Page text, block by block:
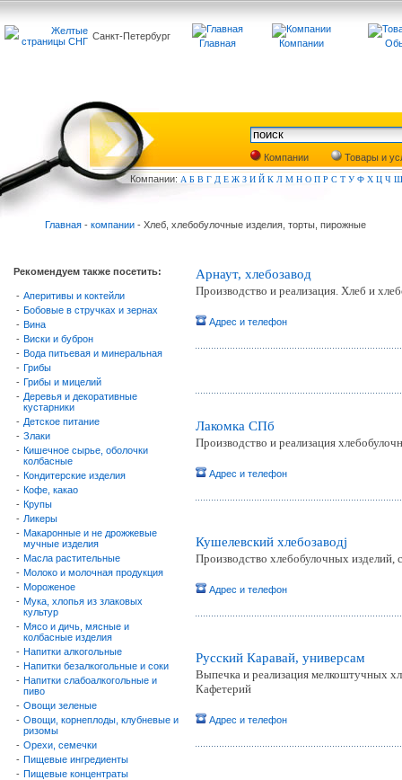
Санкт-Петербург
Главная Компании
Компании
Товары и
Компании: А Б В Г Д Е Ж З И Й К Л М Н О П Р С Т У Ф Х Ц Ч Ш
Главная - компании - Хлеб, хлебобулочные изделия, торты, пирожные
Рекомендуем также посетить:
- Аперитивы и коктейли
- Бобовые в стручках и зернах
- Вина
- Виски и буброн
- Вода питьевая и минеральная
- Грибы
- Грибы и мицелий
- Деревья и декоративные
кустарники
- Детское питание
- Злаки
- Кишечное сырье, оболочки
колбасные
- Кондитерские изделия
- Кофе, какао
- Крупы
- Ликеры
- Макаронные и не дрожжевые
мучные изделия
- Масла растительные
- Молоко и молочная продукция
- Мороженое
- Мука, хлопья из злаковых
культур
- Мясо и дичь, мясные и
колбасные изделия
- Напитки алкогольные
- Напитки безалкогольные и соки
- Напитки слабоалкогольные и
пиво
- Овощи зеленые
- Овощи, корнеплоды, клубневые и
ризомы
- Орехи, семечки
- Пищевые ингредиенты
- Пищевые концентраты
Арнаут, хлебозавод
Производство и реализация. Хлеб и
Адрес и телефон
Лакомка СПб
Производство и реализация
Адрес и телефон
Кушелевский хлебозаводj
Производство хлебобулочных изделий,
Адрес и телефон
Русский Каравай, универсам
Выпечка и реализация мелкоштучных
Кафетерий
Адрес и телефон